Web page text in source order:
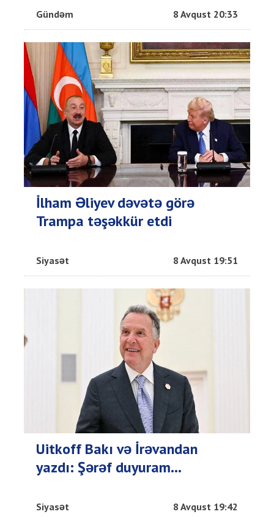
Gündəm 8 Avqust 20:33
İlham Əliyev dəvətə görə
Trampa təşəkkür etdi
Siyasət 8 Avqust 19:51
Uitkoff Bakı və İrəvandan
yazdı: Şərəf duyuram...
Siyasət 8 Avqust 19:42